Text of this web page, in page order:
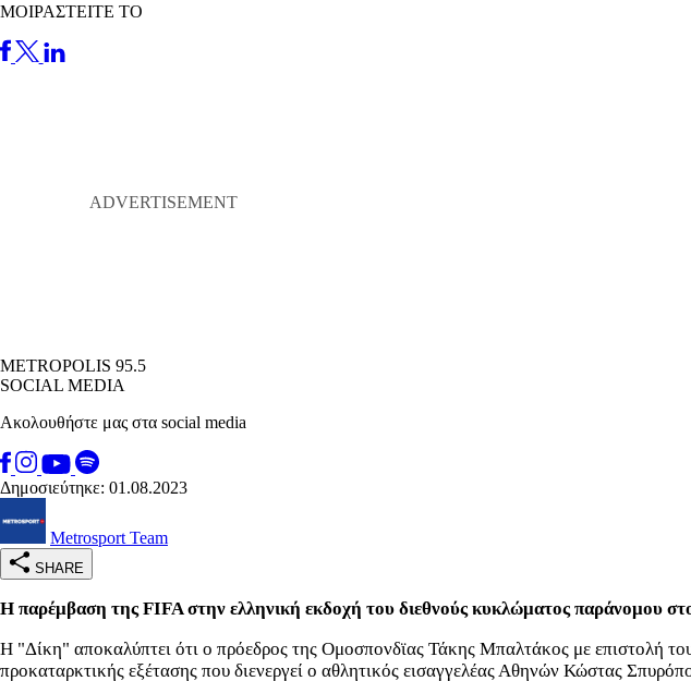
ΜΟΙΡΑΣΤΕΙΤΕ ΤΟ
METROPOLIS 95.5
SOCIAL MEDIA
Ακολουθήστε μας στα social media
Δημοσιεύτηκε: 01.08.2023
Metrosport Team
SHARE
Η παρέμβαση της FIFA στην ελληνική εκδοχή του διεθνούς κυκλώματος παράνομου
Η "Δίκη" αποκαλύπτει ότι ο πρόεδρος της Ομοσπονδϊας Τάκης Μπαλτάκος με επιστολή
προκαταρκτικής εξέτασης που διενεργεί ο αθλητικός εισαγγελέας Αθηνών Κώστας